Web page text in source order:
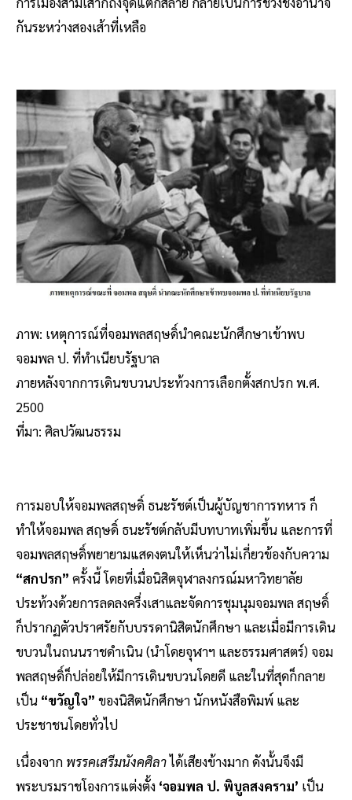
กันระหว่างสองเส้าที่เหลือ
ภาพ: เหตุการณ์ที่จอมพลสฤษดิ์นำคณะนักศึกษาเข้าพบ
จอมพล ป. ที่ทำเนียบรัฐบาล
ภายหลังจากการเดินขบวนประท้วงการเลือกตั้งสกปรก พ.ศ.
2500
ที่มา: ศิลปวัฒนธรรม
การมอบให้จอมพลสฤษดิ์ ธนะรัชต์เป็นผู้บัญชาการทหาร ก็
ทำให้จอมพล สฤษดิ์ ธนะรัชต์กลับมีบทบาทเพิ่มขึ้น และการที่
จอมพลสฤษดิ์พยายามแสดงตนให้เห็นว่าไม่เกี่ยวข้องกับความ
“สกปรก” ครั้งนี้ โดยที่เมื่อนิสิตจุฬาลงกรณ์มหาวิทยาลัย
ประท้วงด้วยการลดลงครึ่งเสาและจัดการชุมนุมจอมพล สฤษดิ์
ก็ปรากฏตัวปราศรัยกับบรรดานิสิตนักศึกษา และเมื่อมีการเดิน
ขบวนในถนนราชดำเนิน (นำโดยจุฬาฯ และธรรมศาสตร์) จอม
พลสฤษดิ์ก็ปล่อยให้มีการเดินขบวนโดยดี และในที่สุดก็กลาย
เป็น “ขวัญใจ” ของนิสิตนักศึกษา นักหนังสือพิมพ์ และ
ประชาชนโดยทั่วไป
เนื่องจาก พรรคเสรีมนังคศิลาได้เสียงข้างมาก ดังนั้นจึงมี
พระบรมราชโองการแต่งตั้ง ‘จอมพล ป. พิบูลสงคราม’ เป็น